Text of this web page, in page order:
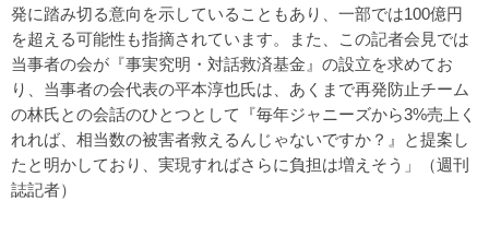
発に踏み切る意向を示していることもあり、一部では100億円
を超える可能性も指摘されています。また、この記者会見では
当事者の会が『事実究明・対話救済基金』の設立を求めてお
り、当事者の会代表の平本淳也氏は、あくまで再発防止チーム
の林氏との会話のひとつとして『毎年ジャニーズから3%売上く
れれば、相当数の被害者救えるんじゃないですか？』と提案し
たと明かしており、実現すればさらに負担は増えそう」（週刊
誌記者）